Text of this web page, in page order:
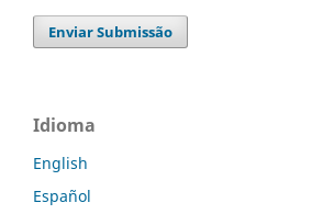
Enviar Submissão
Idioma
English
Español